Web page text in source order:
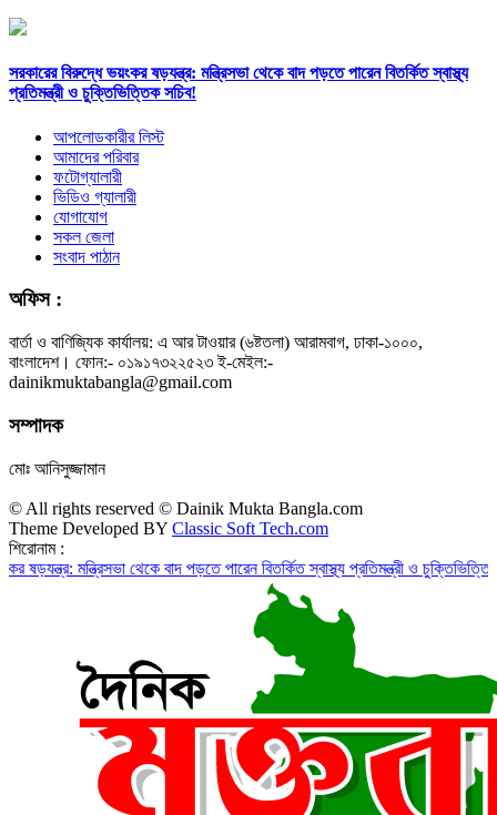
সরকারের বিরুদ্ধে ভয়ংকর ষড়যন্ত্র: মন্ত্রিসভা থেকে বাদ পড়তে পারেন বিতর্কিত স্বাস্থ্য
প্রতিমন্ত্রী ও চুক্তিভিত্তিক সচিব!
আপলোডকারীর লিস্ট
আমাদের পরিবার
ফটোগ্যালারী
ভিডিও গ্যালারী
যোগাযোগ
সকল জেলা
সংবাদ পাঠান
অফিস :
বার্তা ও বাণিজ্যিক কার্যালয়: এ আর টাওয়ার (৬ষ্টতলা) আরামবাগ, ঢাকা-১০০০,
বাংলাদেশ। ফোন:- ০১৯১৭৩২২৫২৩ ই-মেইল:-
dainikmuktabangla@gmail.com
সম্পাদক
মোঃ আনিসুজ্জামান
© All rights reserved © Dainik Mukta Bangla.com
Theme Developed BY Classic Soft Tech.com
শিরোনাম :
মন্ত্রিসভা থেকে বাদ পড়তে পারেন বিতর্কিত স্বাস্থ্য প্রতিমন্ত্রী ও চুক্তিভিত্তিক সচিব!